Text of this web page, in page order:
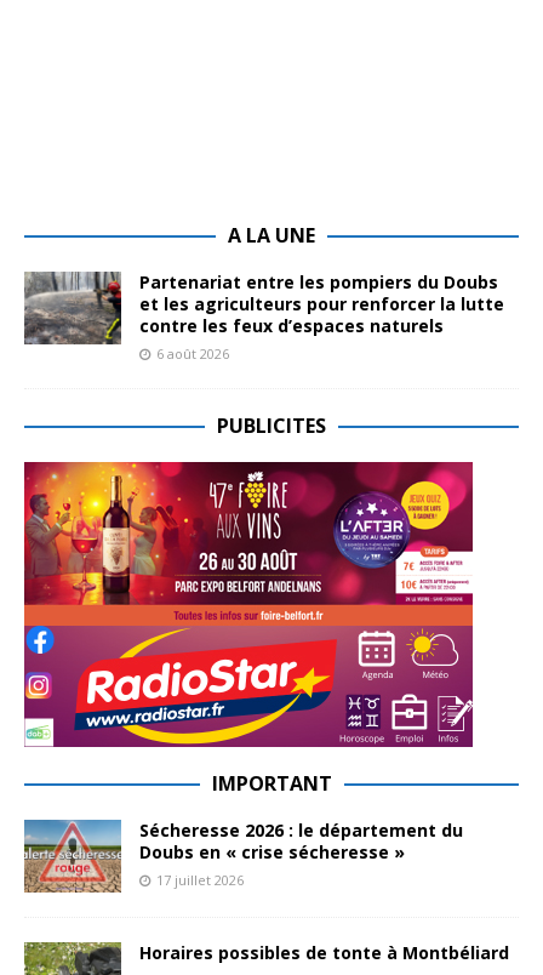
A LA UNE
Partenariat entre les pompiers du Doubs
et les agriculteurs pour renforcer la lutte
contre les feux d’espaces naturels
6 août 2026
PUBLICITES
IMPORTANT
Sécheresse 2026 : le département du
Doubs en « crise sécheresse »
17 juillet 2026
Horaires possibles de tonte à Montbéliard